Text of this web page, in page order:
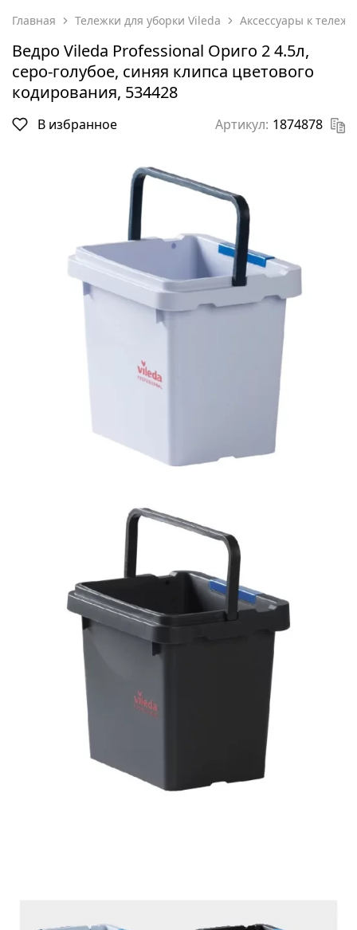
Главная Тележки для уборки Vileda Аксессуары к
Ведро Vileda Professional Ориго 2 4.5л,
серо-голубое, синяя клипса цветового
кодирования, 534428
В избранное Артикул: 1874878